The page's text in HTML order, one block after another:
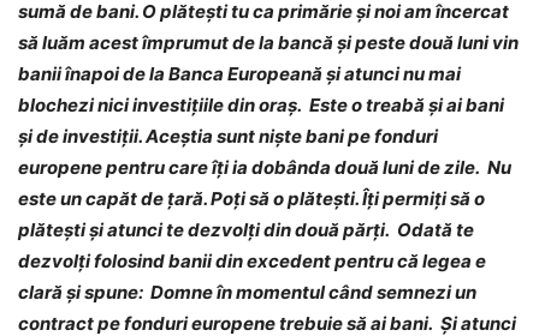
sumă de bani. O plătești tu ca primărie și noi am încercat
să luăm acest împrumut de la bancă și peste două luni vin
banii înapoi de la Banca Europeană și atunci nu mai
blochezi nici investițiile din oraș. Este o treabă și ai bani
și de investiții. Aceștia sunt niște bani pe fonduri
europene pentru care îți ia dobânda două luni de zile. Nu
este un capăt de țară. Poți să o plătești. Îți permiți să o
plătești și atunci te dezvolți din două părți. Odată te
dezvolți folosind banii din excedent pentru că legea e
clară și spune: Domne în momentul când semnezi un
contract pe fonduri europene trebuie să ai bani. Și atunci